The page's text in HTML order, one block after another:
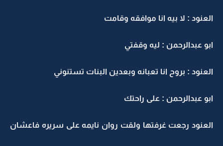
العنود : لا بيه انا موافقه وقامت
ابو عبدالرحمن : ليه وقفتي
العنود : بروح انا تعبانه وبعدين البنات تستنوني
ابو عبدالرحمن : على راحتك
العنود رجعت غرفتها ولقت روان نايمه على سريره فاعشان